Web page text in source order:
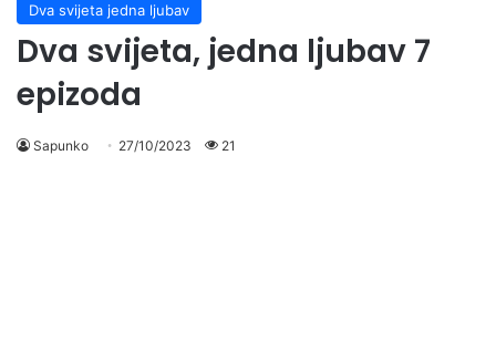
Dva svijeta jedna ljubav
Dva svijeta, jedna ljubav 7
epizoda
Sapunko 27/10/2023 21